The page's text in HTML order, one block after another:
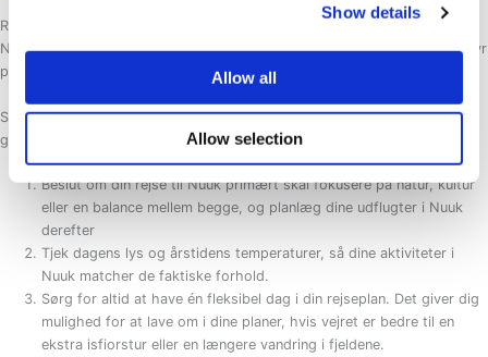
Show details
Allow all
Allow selection
Rejse til Nuuk: Sådan gør du planlægningen enkel fra Danmark
Når du planlægger din rejse til Nuuk, er det bedst at starte med at få styr
på transport, årstid og hvilke oplevelser du prioriterer højest.
Selvom det er fristende at proppe alt ind, opleves Nuuk bedst, når man
giver plads til vejret, det skiftende lys og spontane muligheder:
Beslut om din rejse til Nuuk primært skal fokusere på natur, kultur
eller en balance mellem begge, og planlæg dine udflugter i Nuuk
derefter
Tjek dagens lys og årstidens temperaturer, så dine aktiviteter i
Nuuk matcher de faktiske forhold.
Sørg for altid at have én fleksibel dag i din rejseplan. Det giver dig
mulighed for at lave om i dine planer, hvis vejret er bedre til en
ekstra isfiorstur eller en længere vandring i fjeldene.